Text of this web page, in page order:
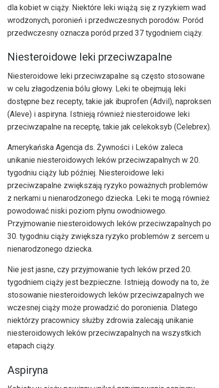
dla kobiet w ciąży. Niektóre leki wiążą się z ryzykiem wad
wrodzonych, poronień i przedwczesnych porodów. Poród
przedwczesny oznacza poród przed 37 tygodniem ciąży.
Niesteroidowe leki przeciwzapalne
Niesteroidowe leki przeciwzapalne są często stosowane
w celu złagodzenia bólu głowy. Leki te obejmują leki
dostępne bez recepty, takie jak ibuprofen (Advil), naproksen
(Aleve) i aspiryna. Istnieją również niesteroidowe leki
przeciwzapalne na receptę, takie jak celekoksyb (Celebrex).
Amerykańska Agencja ds. Żywności i Leków zaleca
unikanie niesteroidowych leków przeciwzapalnych w 20.
tygodniu ciąży lub później. Niesteroidowe leki
przeciwzapalne zwiększają ryzyko poważnych problemów
z nerkami u nienarodzonego dziecka. Leki te mogą również
powodować niski poziom płynu owodniowego.
Przyjmowanie niesteroidowych leków przeciwzapalnych po
30. tygodniu ciąży zwiększa ryzyko problemów z sercem u
nienarodzonego dziecka.
Nie jest jasne, czy przyjmowanie tych leków przed 20.
tygodniem ciąży jest bezpieczne. Istnieją dowody na to, że
stosowanie niesteroidowych leków przeciwzapalnych we
wczesnej ciąży może prowadzić do poronienia. Dlatego
niektórzy pracownicy służby zdrowia zalecają unikanie
niesteroidowych leków przeciwzapalnych na wszystkich
etapach ciąży.
Aspiryna